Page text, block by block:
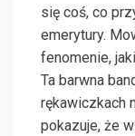
się coś, co
emerytury.
fenomenie,
Ta barwna
rękawiczkach
pokazuje, że